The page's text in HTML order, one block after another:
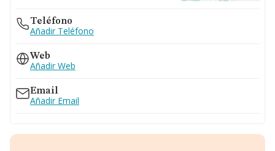
Teléfono
Añadir Teléfono
Web
Añadir Web
Email
Añadir Email